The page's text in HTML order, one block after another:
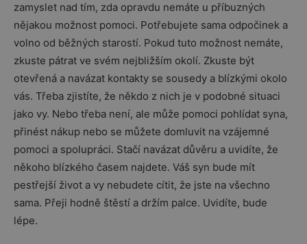
zamyslet nad tím, zda opravdu nemáte u příbuzných
nějakou možnost pomoci. Potřebujete sama odpočinek a
volno od běžných starostí. Pokud tuto možnost nemáte,
zkuste pátrat ve svém nejbližším okolí. Zkuste být
otevřená a navázat kontakty se sousedy a blízkými okolo
vás. Třeba zjistíte, že někdo z nich je v podobné situaci
jako vy. Nebo třeba není, ale může pomoci pohlídat syna,
přinést nákup nebo se můžete domluvit na vzájemné
pomoci a spolupráci. Stačí navázat důvěru a uvidíte, že
někoho blízkého časem najdete. Váš syn bude mít
pestřejší život a vy nebudete cítit, že jste na všechno
sama. Přeji hodně štěstí a držím palce. Uvidíte, bude
lépe.